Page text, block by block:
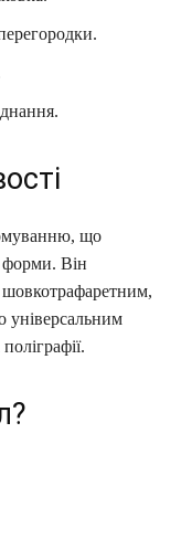
що
форми. Він
шовкотрафаретним,